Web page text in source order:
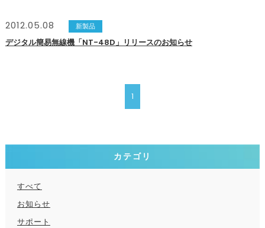
2012.05.08 新製品
デジタル簡易無線機「NT-48D」リリースのお知らせ
1
カテゴリ
すべて
お知らせ
サポート